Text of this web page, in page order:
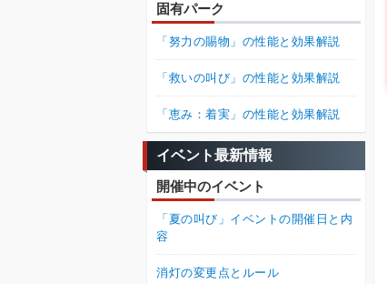
固有パーク
「努力の賜物」の性能と効果解説
「救いの叫び」の性能と効果解説
「恵み：着実」の性能と効果解説
イベント最新情報
開催中のイベント
「夏の叫び」イベントの開催日と内
容
消灯の変更点とルール